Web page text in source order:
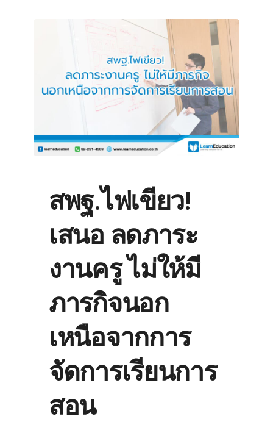
สพฐ.ไฟเขียว!
เสนอ ลดภาระ
งานครู ไม่ให้มี
ภารกิจนอก
เหนือจากการ
จัดการเรียนการ
สอน